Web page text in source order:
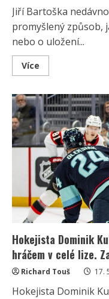
Jiří Bartoška
promyšlený způsob,
nebo o uložení...
Více
more
Bartoška
krátce
před
smrtí
učinil
významné
rozhodnutí.
Pořídil
si
luxusní
apartmán
za
miliony
Hokejista Dominik
hráčem v celé lize.
Richard Touš 17.
Hokejista Dominik